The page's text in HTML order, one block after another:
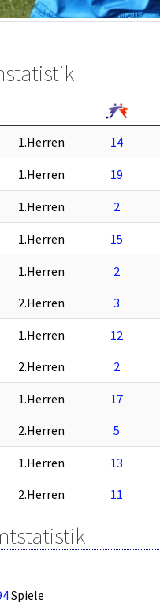
1.Herren 14
1.Herren 19
1.Herren 2
1.Herren 15
1.Herren 2
2.Herren
3
1.Herren 12
2.Herren
2
1.Herren 17
2.Herren
5
1.Herren 13
2.Herren
11
Spiele